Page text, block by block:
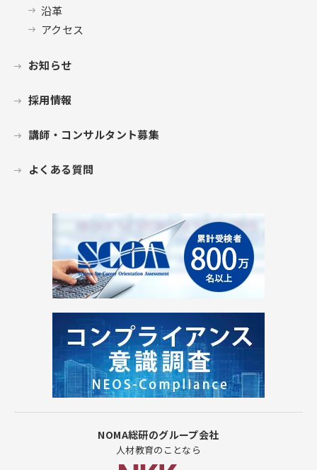
沿革
アクセス
お知らせ
採用情報
講師・コンサルタント募集
よくある質問
NOMA総研のグループ会社
人材教育のことなら